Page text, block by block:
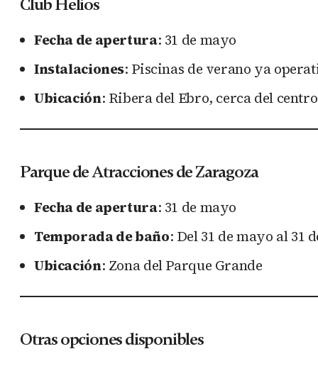
Club Helios
Fecha de apertura: 31 de mayo
Instalaciones: Piscinas de verano ya
Ubicación: Ribera del Ebro, cerca del centro
Parque de Atracciones de Zaragoza
Fecha de apertura: 31 de mayo
Temporada de baño: Del 31 de mayo al 31
Ubicación: Zona del Parque Grande
Otras opciones disponibles